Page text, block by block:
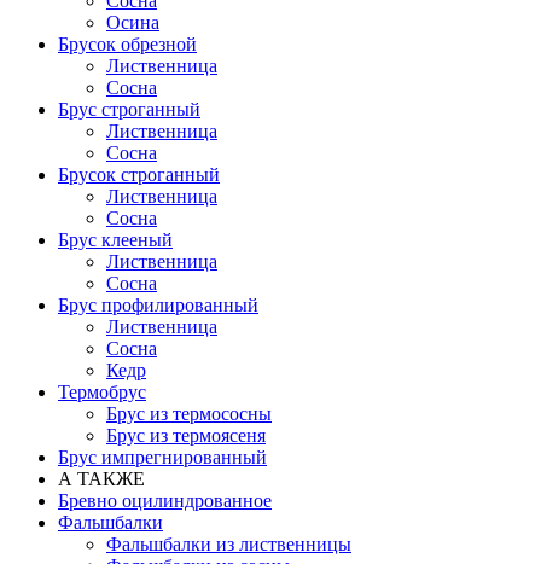
Осина
Брусок обрезной
Лиственница
Сосна
Брус строганный
Лиственница
Сосна
Брусок строганный
Лиственница
Сосна
Брус клееный
Лиственница
Сосна
Брус профилированный
Лиственница
Сосна
Кедр
Термобрус
Брус из термососны
Брус из термоясеня
Брус импрегнированный
А ТАКЖЕ
Бревно оцилиндрованное
Фальшбалки
Фальшбалки из лиственницы